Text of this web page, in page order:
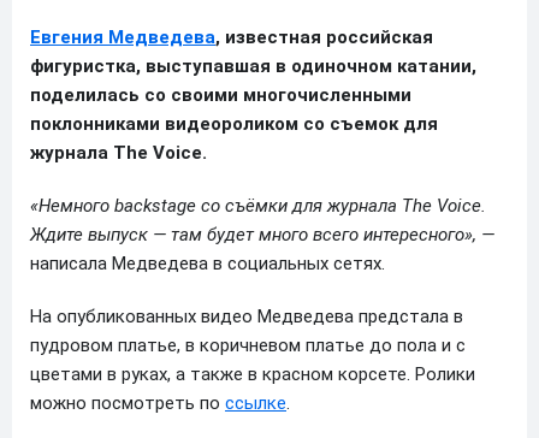
Евгения Медведева, известная российская
фигуристка, выступавшая в одиночном катании,
поделилась со своими многочисленными
поклонниками видеороликом со съемок для
журнала The Voice.
«Немного backstage со съёмки для журнала The Voice.
Ждите выпуск — там будет много всего интересного», —
написала Медведева в социальных сетях.
На опубликованных видео Медведева предстала в
пудровом платье, в коричневом платье до пола и с
цветами в руках, а также в красном корсете. Ролики
можно посмотреть по ссылке.